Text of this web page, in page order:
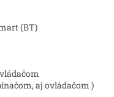
(BT)
aj ovládačom )